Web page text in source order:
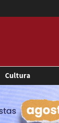
Cultura